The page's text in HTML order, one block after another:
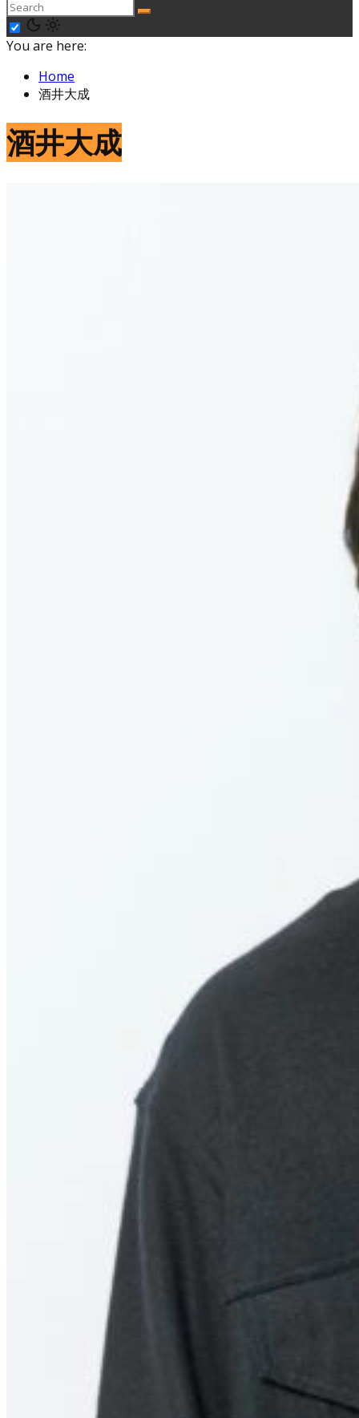
You are here:
Home
酒井大成
酒井大成